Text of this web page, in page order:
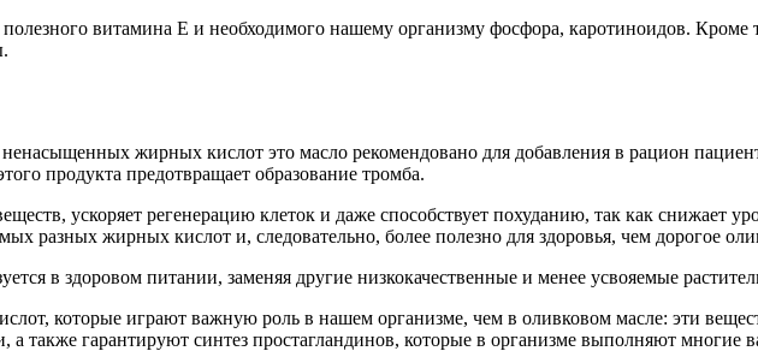
витамина Е и необходимого нашему организму фосфора, каротиноидов.
жирных кислот это масло рекомендовано для добавления в рацион
продукта предотвращает образование тромба.
ускоряет регенерацию клеток и даже способствует похуданию, так как снижает
разных жирных кислот и, следовательно, более полезно для здоровья, чем дорогое
в здоровом питании, заменяя другие низкокачественные и менее усвояемые
которые играют важную роль в нашем организме, чем в оливковом масле: эти
также гарантируют синтез простагландинов, которые в организме выполняют